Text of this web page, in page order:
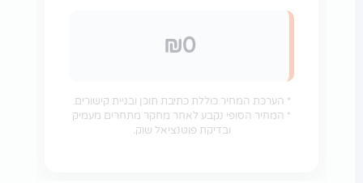
₪0
* הערכת המחיר כוללת כתיבת תוכן ובניית קישורים.
* המחיר הסופי נקבע לאחר מחקר מתחרים מעמיק
ובדיקת פוטנציאל שוק.